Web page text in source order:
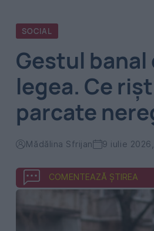
SOCIAL
Gestul
legea. Ce
parcate
Mădălina Sfrijan 9 iulie
COMENTEAZĂ ȘTIREA